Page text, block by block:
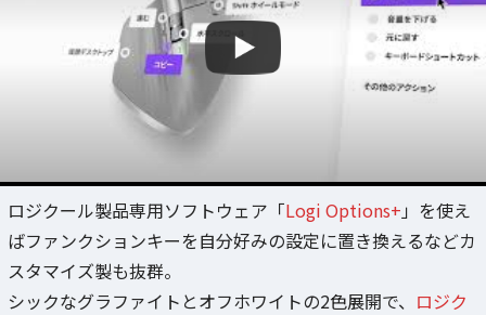
ロジクール製品専用ソフトウェア「Logi Options+ 」を使え
ばファンクションキーを自分好みの設定に置き換えるなどカ
スタマイズ製も抜群。
シックなグラファイトとオフホワイトの2色展開で、 ロジク